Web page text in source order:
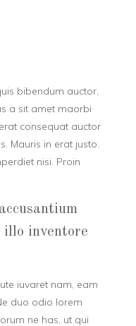
bibendum auctor,
a sit amet maorbi
consequat auctor
Mauris in erat justo.
nisi. Proin
illo inventore
iuvaret nam, eam
duo odio lorem
ne has, ut qui